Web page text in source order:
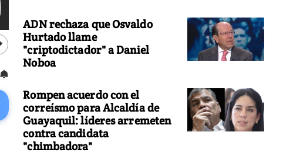
ADN rechaza que Osvaldo
Hurtado llame
"criptodictador" a Daniel
Noboa
Rompen acuerdo con el
correísmo para Alcaldía de
Guayaquil: líderes arremeten
contra candidata
"chimbadora"